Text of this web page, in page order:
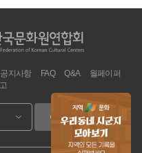
이동
공지사항 FAQ Q&A
월페이퍼